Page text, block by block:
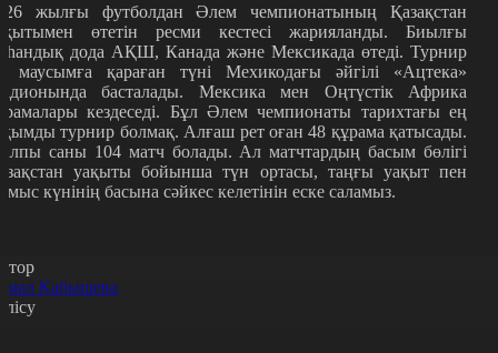
жылғы футболдан Әлем чемпионатының Қазақстан
өтетін ресми кестесі жарияланды. Биылғы
дода АҚШ, Канада және Мексикада өтеді. Турнир
маусымға қараған түні Мехикодағы әйгілі «Ацтека»
басталады. Мексика мен Оңтүстік Африка
кездеседі. Бұл Әлем чемпионаты тарихтағы ең
турнир болмақ. Алғаш рет оған 48 құрама қатысады.
саны 104 матч болады. Ал матчтардың басым бөлігі
уақыты бойынша түн ортасы, таңғы уақыт пен
күнінің басына сәйкес келетінін еске саламыз.
Қабышева